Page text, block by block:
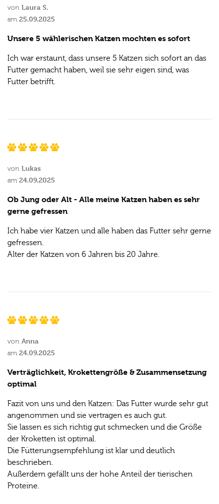
von Laura S.
am 25.09.2025
Unsere 5 wählerischen Katzen mochten es sofort
Ich war erstaunt, dass unsere 5 Katzen sich sofort an das
Futter gemacht haben, weil sie sehr eigen sind, was
Futter betrifft.
von Lukas
am 24.09.2025
Ob Jung oder Alt - Alle meine Katzen haben es sehr
gerne gefressen
Ich habe vier Katzen und alle haben das Futter sehr gerne
gefressen.
Alter der Katzen von 6 Jahren bis 20 Jahre.
von Anna
am 24.09.2025
Verträglichkeit, Krokettengröße & Zusammensetzung
optimal
Fazit von uns und den Katzen: Das Futter wurde sehr gut
angenommen und sie vertragen es auch gut.
Sie lassen es sich richtig gut schmecken und die Größe
der Kroketten ist optimal.
Die Fütterungsempfehlung ist klar und deutlich
beschrieben.
Außerdem gefällt uns der hohe Anteil der tierischen
Proteine.